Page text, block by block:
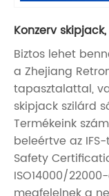
Konzerv
Biztos lehet
a Zhejiang
tapasztalattal,
skipjack szilárd
Termékeink
beleértve az
Safety
ISO14000/